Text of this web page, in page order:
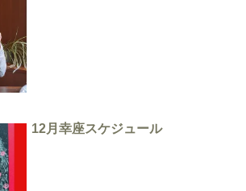
12月幸座スケジュール